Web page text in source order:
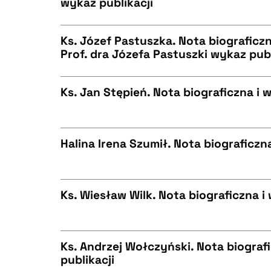
BIBTEX
BIBTEX
BIBTEX
Ks. Józef Pastuszka. Nota
Prof. dra Józefa Pastuszki wykaz
BIBTEX
Ks. Jan Stępień. Nota biograficzna i
BIBTEX
Halina Irena Szumił. Nota
Ks. Wiesław Wilk. Nota biograficzna
Ks. Andrzej Wołczyński. Nota
publikacji